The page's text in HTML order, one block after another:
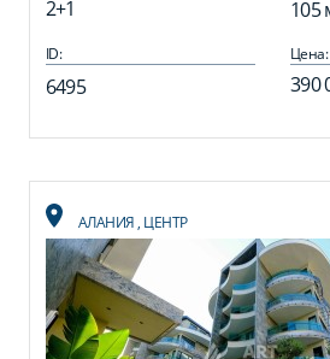
2+1 105
ID:
6495
Цена:
390
АЛАНИЯ, ЦЕНТР